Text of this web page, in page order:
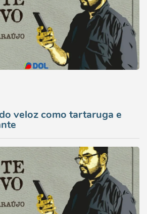
veloz como tartaruga e